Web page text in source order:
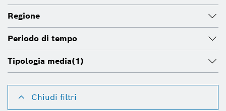
Regione
Periodo di tempo
Tipologia media(1)
Chiudi filtri